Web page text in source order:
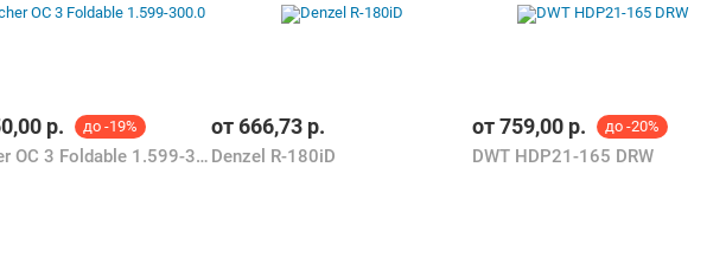
р. до -19%
Karcher OC 3 Foldable 1.599-300.0
от666,73 р.
Denzel R-180iD
от759,00 р. до -20%
DWT HDP21-165 DRW